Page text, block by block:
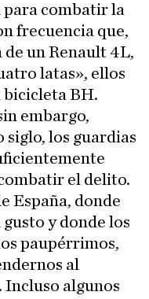
para combatir la
frecuencia que,
un Renault 4L,
latas», ellos
bicicleta BH.
embargo,
los guardias
el delito.
España, donde
y donde los
paupérrimos,
al
Incluso algunos